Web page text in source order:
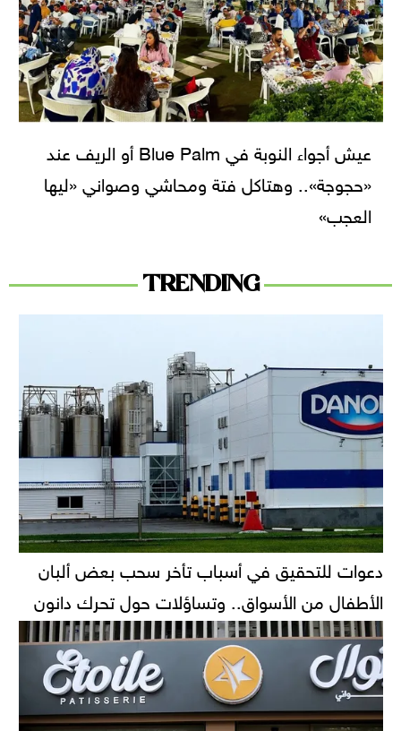
عيش أجواء النوبة في Blue Palm أو الريف عند
«حجوجة».. وهتاكل فتة ومحاشي وصواني «ليها
العجب»
TRENDING
دعوات للتحقيق في أسباب تأخر سحب بعض ألبان
الأطفال من الأسواق.. وتساؤلات حول تحرك دانون